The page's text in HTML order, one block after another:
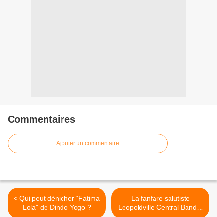
Commentaires
Ajouter un commentaire
< Qui peut dénicher "Fatima
Lola" de Dindo Yogo ?
La fanfare salutiste
Léopoldville Central Band à